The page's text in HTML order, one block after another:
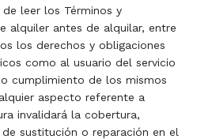
leer los Términos y
alquiler antes de alquilar, entre
los derechos y obligaciones
como al usuario del servicio
cumplimiento de los mismos
aspecto referente a
invalidará la cobertura,
sustitución o reparación en el